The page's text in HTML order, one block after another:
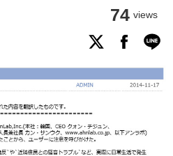
74 views